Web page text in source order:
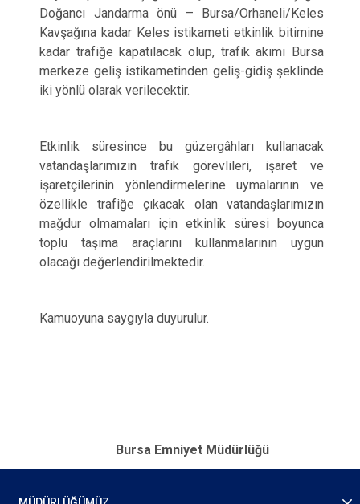
Doğancı Jandarma önü – Bursa/Orhaneli/Keles
Kavşağına kadar Keles istikameti etkinlik bitimine
kadar trafiğe kapatılacak olup, trafik akımı Bursa
merkeze geliş istikametinden geliş-gidiş şeklinde
iki yönlü olarak verilecektir.
Etkinlik süresince bu güzergâhları kullanacak
vatandaşlarımızın trafik görevlileri, işaret ve
işaretçilerinin yönlendirmelerine uymalarının ve
özellikle trafiğe çıkacak olan vatandaşlarımızın
mağdur olmamaları için etkinlik süresi boyunca
toplu taşıma araçlarını kullanmalarının uygun
olacağı değerlendirilmektedir.
Kamuoyuna saygıyla duyurulur.
Bursa Emniyet Müdürlüğü